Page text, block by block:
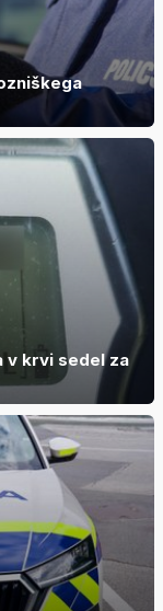
v krvi sedel za